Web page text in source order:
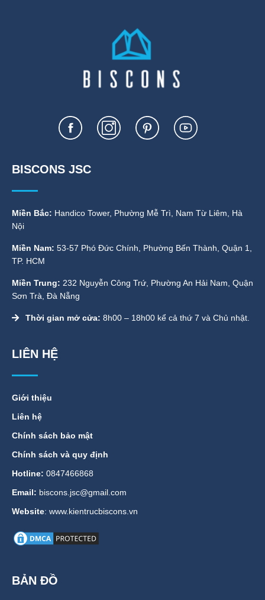
BISCONS JSC
Miền Bắc: Handico Tower, Phường Mễ Trì, Nam Từ Liêm, Hà
Nội
Miền Nam: 53-57 Phó Đức Chính, Phường Bến Thành, Quận 1,
TP. HCM
Miền Trung: 232 Nguyễn Công Trứ, Phường An Hải Nam, Quận
Sơn Trà, Đà Nẵng
Thời gian mở cửa: 8h00 – 18h00 kể cả thứ 7 và Chủ nhật.
LIÊN HỆ
Giới thiệu
Liên hệ
Chính sách bảo mật
Chính sách và quy định
Hotline: 0847466868
Email: biscons.jsc@gmail.com
Website: www.kientrucbiscons.vn
BẢN ĐỒ